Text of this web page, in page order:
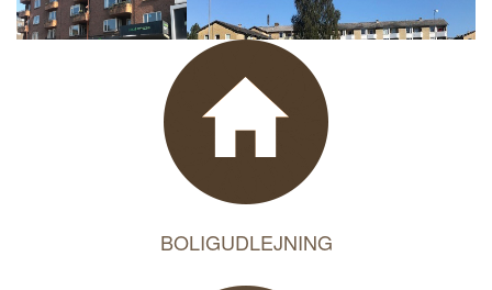
BOLIGUDLEJNING